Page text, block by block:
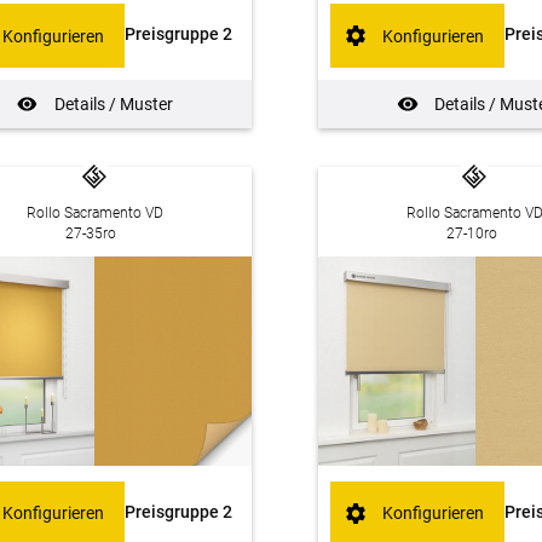
Preisgruppe 2
Details / Muster
Konfigurieren
Details /
Konfigurieren
Rollo Sacramento VD
27-35ro
Preisgruppe 2
Konfigurieren
Rollo Sacramento
27-10ro
Konfigurieren